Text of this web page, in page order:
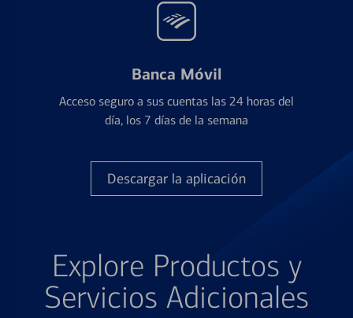
Banca Móvil
Acceso seguro a sus cuentas las 24 horas del
día, los 7 días de la semana
Descargar la aplicación
Explore Productos y
Servicios Adicionales